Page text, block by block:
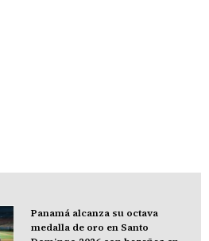
Panamá alcanza su octava
medalla de oro en Santo